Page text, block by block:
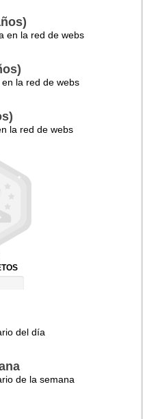
en la red de webs
la red de webs
la red de webs
del día
de la semana